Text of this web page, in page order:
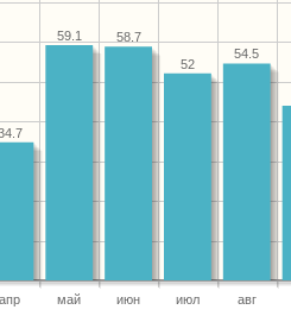
апр май июн июл авг
54.5
52
58.7
59.1